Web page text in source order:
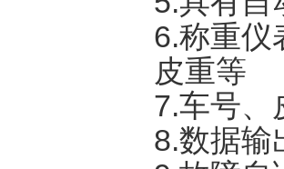
6.称重仪
皮重等
7.车号、
8.数据输